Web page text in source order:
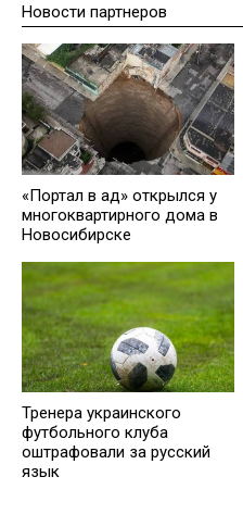
Новости партнеров
«Портал в ад» открылся у
многоквартирного дома в
Новосибирске
Тренера украинского
футбольного клуба
оштрафовали за русский
язык